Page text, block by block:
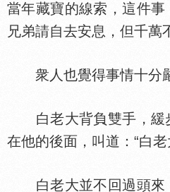
當年藏寶的線索，這件
兄弟請自去安息，但千萬
衆人也覺得事情十分嚴
白老大背負雙手，緩
在他的後面，叫道：“白老
白老大並不回過頭來